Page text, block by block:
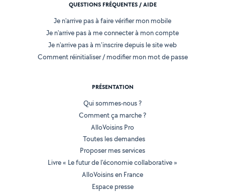
QUESTIONS FRÉQUENTES / AIDE
Je n'arrive pas à faire vérifier mon mobile
Je n'arrive pas à me connecter à mon compte
Je n'arrive pas à m'inscrire depuis le site web
Comment réinitialiser / modifier mon mot de passe
PRÉSENTATION
Qui sommes-nous ?
Comment ça marche ?
AlloVoisins Pro
Toutes les demandes
Proposer mes services
Livre « Le futur de l'économie collaborative »
AlloVoisins en France
Espace presse